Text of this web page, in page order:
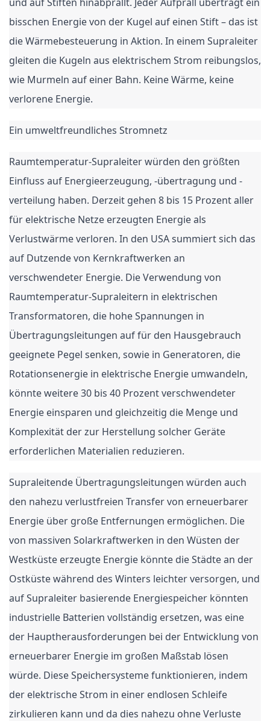
bisschen Energie von der Kugel auf einen Stift – das ist
die Wärmebesteuerung in Aktion. In einem Supraleiter
gleiten die Kugeln aus elektrischem Strom reibungslos,
wie Murmeln auf einer Bahn. Keine Wärme, keine
verlorene Energie.
Ein umweltfreundliches Stromnetz
Raumtemperatur-Supraleiter würden den größten
Einfluss auf Energieerzeugung, -übertragung und -
verteilung haben. Derzeit gehen 8 bis 15 Prozent aller
für elektrische Netze erzeugten Energie als
Verlustwärme verloren. In den USA summiert sich das
auf Dutzende von Kernkraftwerken an
verschwendeter Energie. Die Verwendung von
Raumtemperatur-Supraleitern in elektrischen
Transformatoren, die hohe Spannungen in
Übertragungsleitungen auf für den Hausgebrauch
geeignete Pegel senken, sowie in Generatoren, die
Rotationsenergie in elektrische Energie umwandeln,
könnte weitere 30 bis 40 Prozent verschwendeter
Energie einsparen und gleichzeitig die Menge und
Komplexität der zur Herstellung solcher Geräte
erforderlichen Materialien reduzieren.
Supraleitende Übertragungsleitungen würden auch
den nahezu verlustfreien Transfer von erneuerbarer
Energie über große Entfernungen ermöglichen. Die
von massiven Solarkraftwerken in den Wüsten der
Westküste erzeugte Energie könnte die Städte an der
Ostküste während des Winters leichter versorgen, und
auf Supraleiter basierende Energiespeicher könnten
industrielle Batterien vollständig ersetzen, was eine
der Hauptherausforderungen bei der Entwicklung von
erneuerbarer Energie im großen Maßstab lösen
würde. Diese Speichersysteme funktionieren, indem
der elektrische Strom in einer endlosen Schleife
zirkulieren kann und da dies nahezu ohne Verluste